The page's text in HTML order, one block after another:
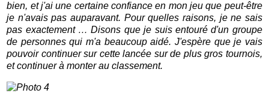
bien, et j'ai une certaine confiance en mon jeu que peut-être
je n'avais pas auparavant. Pour quelles raisons, je ne sais
pas exactement … Disons que je suis entouré d'un groupe
de personnes qui m'a beaucoup aidé. J'espère que je vais
pouvoir continuer sur cette lancée sur de plus gros tournois,
et continuer à monter au classement.